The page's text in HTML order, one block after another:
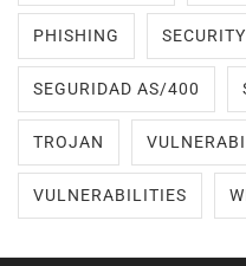
PHISHING SECURITY
SEGURIDAD AS/400
TROJAN
VULNERABILITIES